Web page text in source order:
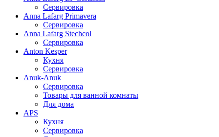
Сервировка
Anna Lafarg Primavera
Сервировка
Anna Lafarg Stechcol
Сервировка
Anton Kesper
Кухня
Сервировка
Anuk-Anuk
Сервировка
Товары для ванной комнаты
Для дома
APS
Кухня
Сервировка